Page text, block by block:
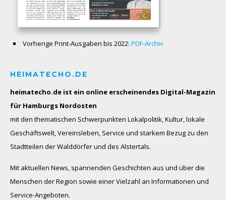
Vorherige Print-Ausgaben bis 2022: PDF-Archiv
HEIMATECHO.DE
heimatecho.de ist ein online erscheinendes Digital-Magazin
für Hamburgs Nordosten
mit den thematischen Schwerpunkten Lokalpolitik, Kultur, lokale
Geschäftswelt, Vereinsleben, Service und starkem Bezug zu den
Stadtteilen der Walddörfer und des Alstertals.
Mit aktuellen News, spannenden Geschichten aus und über die
Menschen der Region sowie einer Vielzahl an Informationen und
Service-Angeboten.